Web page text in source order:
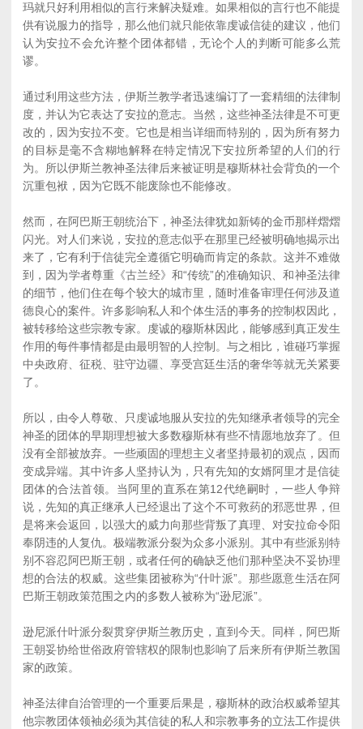
玛就只好利用相似的言行来解决疑难。如果相似的言行也不能提
供有说服力的指导，那么他们就只能依靠虔诚信徒的建议，他们
认为安拉不会允许整个团体都错，无论个人的判断可能多么荒
谬。
通过利用这些方法，伊斯兰教学者迅速编订了一套精细的法律制
度，并认为它表达了安拉的意志。当然，这些神圣法律是不可更
改的，因为安拉不变。它也是相当详细而特别的，因为所有努力
的目标是毫不含糊地解释在特定情况下安拉所希望的人们的行
为。所以伊斯兰教神圣法律后来被证明是穆斯林社会背负的一个
沉重包袱，因为它既不能废除也不能修改。
然而，在阿巴斯王朝统治下，神圣法律犹如新铸的金币那样熠熠
闪光。对人们来说，安拉的意志似乎在那里已经被明确地揭示出
来了，它有利于信徒完全遵循它明确而肯定的条款。这并不难做
到，因为学者尊重《古兰经》和“传统”的准确知识、和神圣法律
的细节，他们住在每个较大的城市里，随时准备审理任何涉及道
德良心的案件。许多影响私人和个体生活的事务的控制权因此，
被转移给这些宗教专家。虔诚的穆斯林因此，能够感到真正发生
作用的每件事情都是由最明智的人控制。与之相比，谁碰巧掌握
中央政府、征税、驻守边疆、享受宫廷生活的奢华等就无关紧要
了。
所以，由令人尊敬、只虔诚地服从安拉的先知继承者领导的完全
神圣的团体的早期理想被大多数穆斯林有些不情愿地放弃了。但
没有全部被放弃。一些顽固的理想主义者坚持最初的观点，因而
变成异端。其中许多人坚持认为，只有先知的女婿阿里才是信徒
团体的合法首领。当阿里的直系在第12代绝嗣时，一些人争辩
说，先知的真正继承人已经退出了这个不可救药的邪恶世界，但
是将来会返回，以强大的威力向那些背叛了真理、对安拉命令阳
奉阴违的人复仇。极端教派分裂为众多小派别。其中有些派别特
别不容忍阿巴斯王朝，或者任何的确缺乏他们那种坚决不妥协理
想的合法的权威。这些集团被称为“什叶派”。那些愿意生活在阿
巴斯王朝政策范围之内的多数人被称为“逊尼派”。
逊尼派什叶派分裂贯穿伊斯兰教历史，直到今天。同样，阿巴斯
王朝妥协给世俗政府管辖权的限制也影响了后来所有伊斯兰教国
家的政策。
神圣法律自治管理的一个重要后果是，穆斯林的政治权威希望其
他宗教团体领袖必须为其信徒的私人和宗教事务的立法工作提供